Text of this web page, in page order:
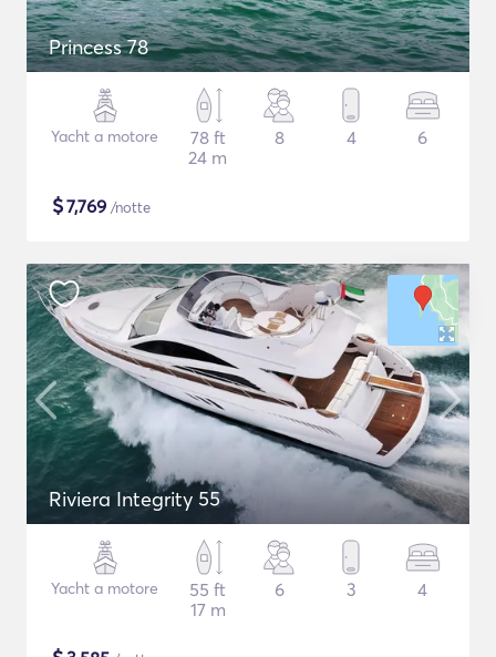
Princess 78
Yacht a motore
78 ft
24 m
8 4 6
$7,769 /notte
Riviera Integrity 55
Yacht a motore
55 ft
17 m
6 3 4